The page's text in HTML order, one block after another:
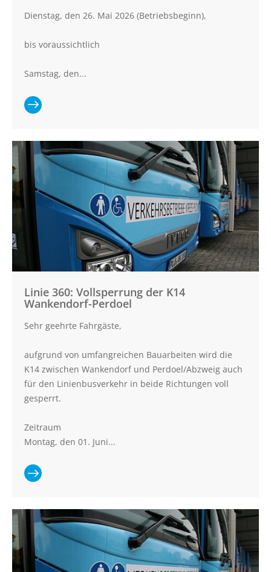
Dienstag, den 26. Mai 2026 (Betriebsbeginn),
bis voraussichtlich
Samstag, den...
lesen:
Vollsperrung der
K30
Stein/Ellernbrook
Linie 360: Vollsperrung der K14
Wankendorf-Perdoel
Sehr geehrte Fahrgäste,
aufgrund von umfangreichen Bauarbeiten wird die
K14 zwischen Wankendorf und Perdoel/Abzweig auch
für den Linienbusverkehr in beide Richtungen voll
gesperrt.
Zeitraum
Montag, den 01. Juni...
Artikel lesen:
Linie 360:
Vollsperrung
der K14